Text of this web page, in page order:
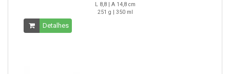
L 8,8 | A 14,8 cm
251 g | 350 ml
Detalhes